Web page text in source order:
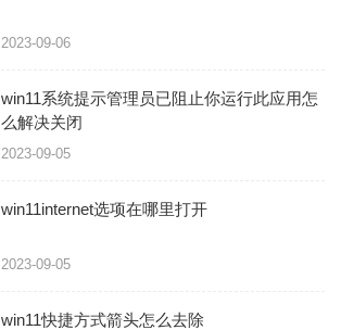
2023-09-06
win11系统提示管理员已阻止你运行此应用怎
么解决关闭
2023-09-05
win11internet选项在哪里打开
2023-09-05
win11快捷方式箭头怎么去除